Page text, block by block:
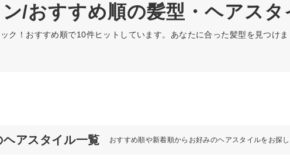
/おすすめ順の髪型・ヘアスタ
ク！おすすめ順で10件ヒットしています。あなたに合った髪型を見つけ
アスタイル一覧 おすすめ順や新着順からお好みのヘアスタイルをお探し